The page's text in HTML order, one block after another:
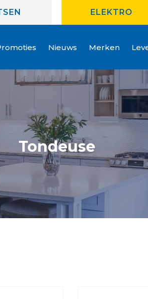
ELEKTRO
Nieuws Merken
Tondeuse